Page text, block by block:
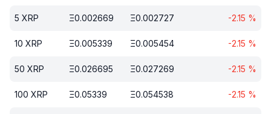
5 XRP Ξ0.002669 Ξ0.002727 -2.15 %
10 XRP Ξ0.005339 Ξ0.005454 -2.15 %
50 XRP Ξ0.026695 Ξ0.027269 -2.15 %
100 XRP Ξ0.05339 Ξ0.054538 -2.15 %